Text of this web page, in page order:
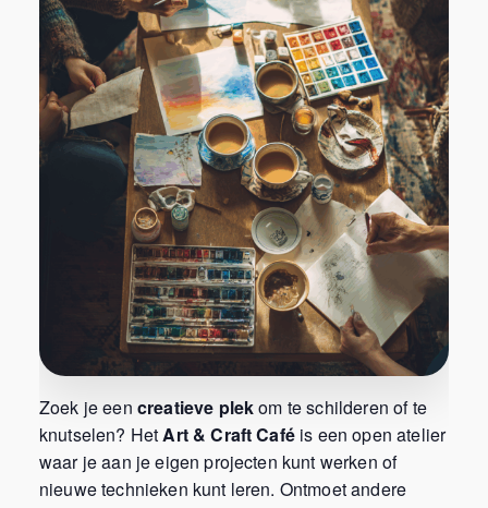
Zoek je een creatieve plekom te schilderen of te
knutselen? HetArt & Craft Caféis een open atelier
waar je aan je eigen projecten kunt werken of
nieuwe technieken kunt leren. Ontmoet andere